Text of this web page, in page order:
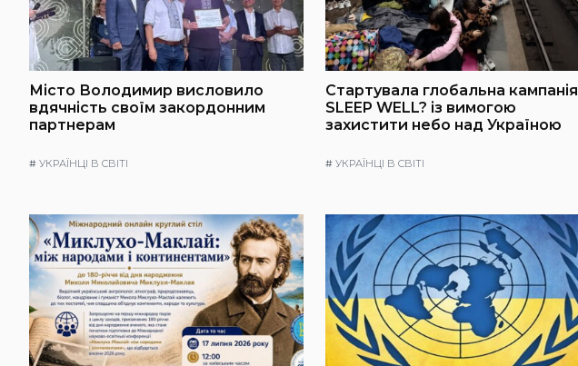
Місто Володимир висловило
вдячність своїм закордонним
партнерам
# УКРАЇНЦІ В СВІТІ
Стартувала глобальна кампанія
SLEEP WELL? із вимогою
захистити небо над Україною
# УКРАЇНЦІ В СВІТІ